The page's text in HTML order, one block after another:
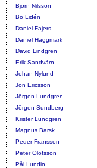
Björn Nilsson
Bo Lidén
Daniel Fajers
Daniel Häggmark
David Lindgren
Erik Sandvärn
Johan Nylund
Jon Ericsson
Jörgen Lundgren
Jörgen Sundberg
Krister Lundgren
Magnus Barsk
Peder Fransson
Peter Olofsson
Pål Lundin